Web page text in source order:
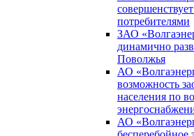
потребителями
ЗАО
динамично
Поволжья
АО
возможность
населения по
АО